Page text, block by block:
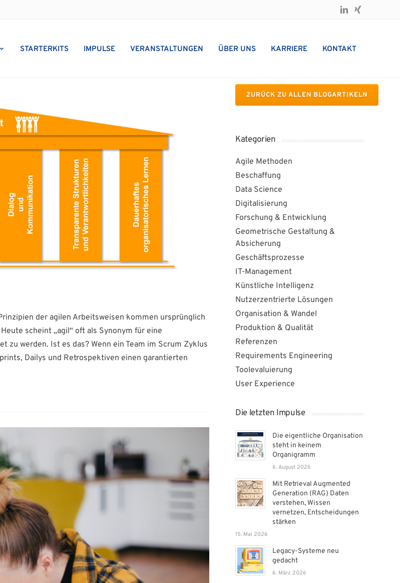
STARTERKITS IMPULSE VERANSTALTUNGEN ÜBER UNS KARRIERE KONTAKT
der agilen Arbeitsweisen kommen ursprünglich
scheint „agil“ oft als Synonym für eine
zu werden. Ist es das? Wenn ein Team im Scrum Zyklus
Dailys und Retrospektiven einen garantierten
ZURÜCK ZU ALLEN BLOGARTIKELN
Kategorien
Agile Methoden
Beschaffung
Data Science
Digitalisierung
Forschung & Entwicklung
Geometrische Gestaltung &
Absicherung
Geschäftsprozesse
IT-Management
Künstliche Intelligenz
Nutzerzentrierte Lösungen
Organisation & Wandel
Produktion & Qualität
Referenzen
Requirements Engineering
Toolevaluierung
User Experience
Die letzten Impulse
Die eigentliche Organisation
steht in keinem
Organigramm
6. August 2026
Mit Retrieval Augmented
Generation (RAG) Daten
verstehen, Wissen
vernetzen, Entscheidungen
stärken
15. Mai 2026
Legacy-Systeme neu
gedacht
6. März 2026